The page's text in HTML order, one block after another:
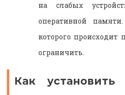
на слабых
оперативной
которого происходит
ограничить.
Как